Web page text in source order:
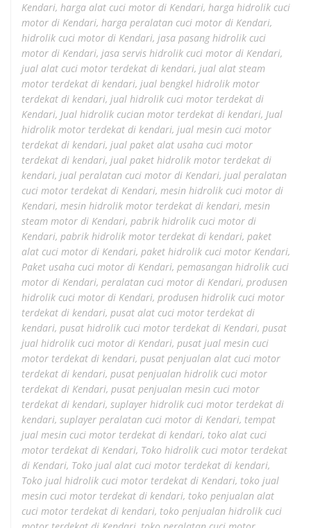
Kendari, harga alat cuci motor di Kendari, harga hidrolik cuci
motor di Kendari, harga peralatan cuci motor di Kendari,
hidrolik cuci motor di Kendari, jasa pasang hidrolik cuci
motor di Kendari, jasa servis hidrolik cuci motor di Kendari,
jual alat cuci motor terdekat di kendari, jual alat steam
motor terdekat di kendari, jual bengkel hidrolik motor
terdekat di kendari, jual hidrolik cuci motor terdekat di
Kendari, Jual hidrolik cucian motor terdekat di kendari, Jual
hidrolik motor terdekat di kendari, jual mesin cuci motor
terdekat di kendari, jual paket alat usaha cuci motor
terdekat di kendari, jual paket hidrolik motor terdekat di
kendari, jual peralatan cuci motor di Kendari, jual peralatan
cuci motor terdekat di Kendari, mesin hidrolik cuci motor di
Kendari, mesin hidrolik motor terdekat di kendari, mesin
steam motor di Kendari, pabrik hidrolik cuci motor di
Kendari, pabrik hidrolik motor terdekat di kendari, paket
alat cuci motor di Kendari, paket hidrolik cuci motor Kendari,
Paket usaha cuci motor di Kendari, pemasangan hidrolik cuci
motor di Kendari, peralatan cuci motor di Kendari, produsen
hidrolik cuci motor di Kendari, produsen hidrolik cuci motor
terdekat di kendari, pusat alat cuci motor terdekat di
kendari, pusat hidrolik cuci motor terdekat di Kendari, pusat
jual hidrolik cuci motor di Kendari, pusat jual mesin cuci
motor terdekat di kendari, pusat penjualan alat cuci motor
terdekat di kendari, pusat penjualan hidrolik cuci motor
terdekat di Kendari, pusat penjualan mesin cuci motor
terdekat di kendari, suplayer hidrolik cuci motor terdekat di
kendari, suplayer peralatan cuci motor di Kendari, tempat
jual mesin cuci motor terdekat di kendari, toko alat cuci
motor terdekat di Kendari, Toko hidrolik cuci motor terdekat
di Kendari, Toko jual alat cuci motor terdekat di kendari,
Toko jual hidrolik cuci motor terdekat di Kendari, toko jual
mesin cuci motor terdekat di kendari, toko penjualan alat
cuci motor terdekat di kendari, toko penjualan hidrolik cuci